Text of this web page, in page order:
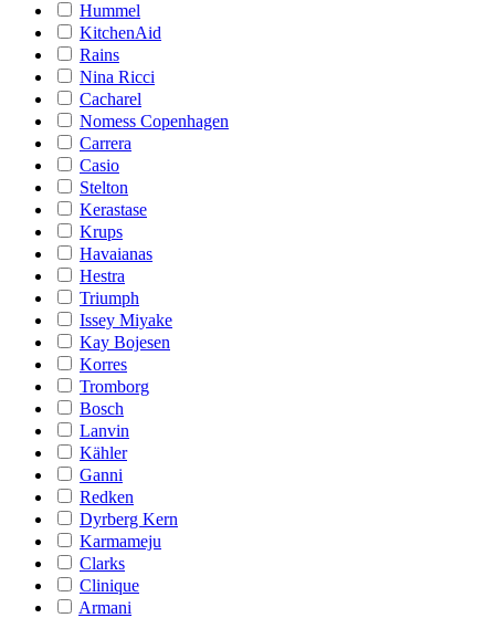
Hummel
KitchenAid
Rains
Nina Ricci
Cacharel
Nomess Copenhagen
Carrera
Casio
Stelton
Kerastase
Krups
Havaianas
Hestra
Triumph
Issey Miyake
Kay Bojesen
Korres
Tromborg
Bosch
Lanvin
Kähler
Ganni
Redken
Dyrberg Kern
Karmameju
Clarks
Clinique
Armani